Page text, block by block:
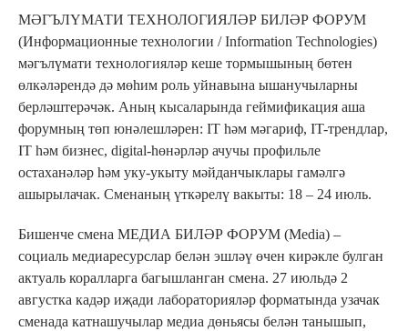
МӘГЪЛҮМАТИ ТЕХНОЛОГИЯЛӘР БИЛӘР ФОРУМ
(Информационные технологии / Information Technologies)
мәгълүмати технологияләр кеше тормышының бөтен
өлкәләрендә дә мөһим роль уйнавына ышанучыларны
берләштерәчәк. Аның кысаларында геймификация аша
форумның төп юнәлешләрен: IT һәм мәгариф, IT-трендлар,
IT һәм бизнес, digital-һөнәрләр ачучы профильле
остаханәләр һәм уку-укыту мәйданчыклары гамәлгә
ашырылачак. Сменаның үткәрелү вакыты: 18 – 24 июль.
Бишенче смена МЕДИА БИЛӘР ФОРУМ (Media) –
социаль медиаресурслар белән эшләү өчен кирәкле булган
актуаль коралларга багышланган смена. 27 июльдә 2
августка кадәр иҗади лабораторияләр форматында узачак
сменада катнашучылар медиа дөньясы белән танышып,